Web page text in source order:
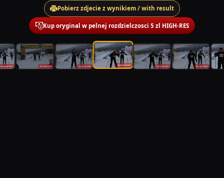
Pobierz zdjecie z wynikiem / with result
Kup oryginal w pelnej rozdzielczosci 5 zl HIGH-RES